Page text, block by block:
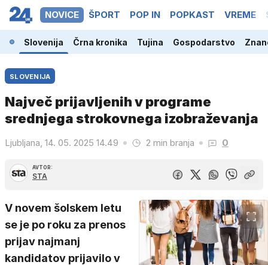
NOVICE ŠPORT POP IN POPKAST VREME
Slovenija Črna kronika Tujina Gospodarstvo
SLOVENIJA
Največ prijavljenih v programe
srednjega strokovnega izobraževanja
Ljubljana, 14. 05. 2025 14.49 2 min branja 0
AVTOR:
STA
V novem šolskem letu
se je po roku za prenos
prijav najmanj
kandidatov prijavilo v